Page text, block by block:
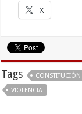
X
Tags CONSTITUCIÓN
VIOLENCIA